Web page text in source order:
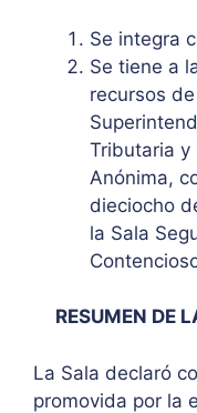
Se integra
Se tiene a
recursos
Tributaria y
Anónima,
dieciocho
la Sala
RESUMEN DE
La Sala declaró
promovida por la